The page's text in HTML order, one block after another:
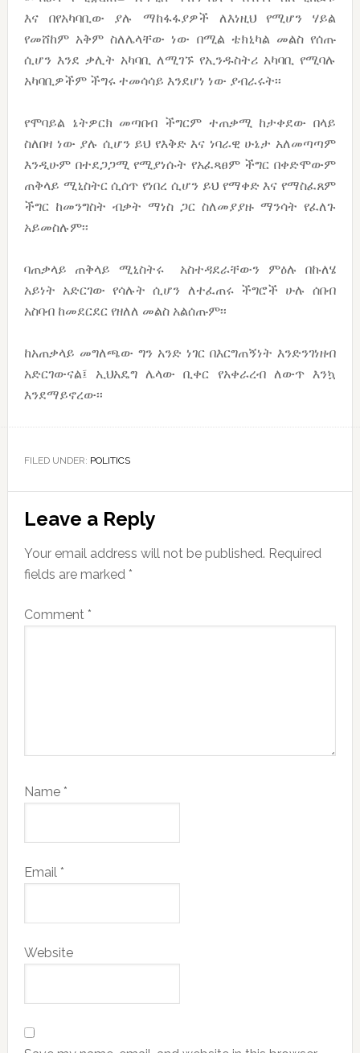
እና በየአካባቢው ያሉ ማከፋፋያዎች ለእነዚህ የሚሆን ሃይል
የመሸከም አቅም ስለሌላቸው ነው በሚል ቴክኒካል መልስ የሰጡ
ሲሆን እንደ ቃሊት አካባቢ ለሚገኙ የኢንዱስትሪ አካባቢ የሚባሉ
አካባቢዎችም ችግሩ ተመሳሳይ እንደሆነ ነው ያብራሩት፡፡
የሞባይል ኔትዎርክ መጣበብ ችግርም ተጠቃሚ ከታቀደው በላይ
ስለበዛ ነው ያሉ ሲሆን ይህ የእቅድ እና ነባራዊ ሁኔታ አለመጣጣም
እንዲሁም በተደጋጋሚ የሚያነሱት የአፈጻፀም ችግር በቀድሞውም
ጠቅላይ ሚኒስትር ሲሰጥ የነበረ ሲሆን ይህ የማቀድ እና የማስፈጸም
ችግር ከመንግስት ብቃት ማነስ ጋር ስለመያያዙ ማንሳት የፈለጉ
አይመስሉም፡፡
ባጠቃላይ ጠቅላይ ሚኒስትሩ አስተዳደራቸውን ምዕሉ በኩለሄ
አይነት አድርገው የሳሉት ሲሆን ለተፈጠሩ ችግሮች ሁሉ ሰበብ
አስባብ ከመደርደር የዘለለ መልስ አልሰጡም፡፡
ከአጠቃላይ መግለጫው ግን አንድ ነገር በእርግጠኝነት እንድንገነዘብ
አድርገውናል፤ ኢህአዴግ ሌላው ቢቀር የአቀራረብ ለውጥ እንኳ
እንደማይኖረው፡፡
FILED UNDER: POLITICS
Interactions
Leave a Reply
Your email address will not be published. Required
fields are marked *
Comment *
Name *
Email *
Website